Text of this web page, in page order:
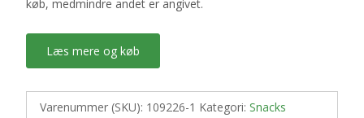
køb, medmindre andet er angivet.
Læs mere og køb
Varenummer (SKU): 109226-1 Kategori: Snacks